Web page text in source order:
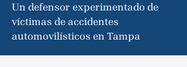
Un defensor experimentado de
víctimas de accidentes
automovilísticos en Tampa